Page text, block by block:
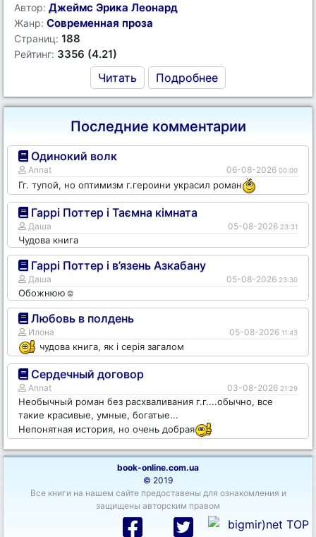
Автор: Джеймс Эрика Леонард
Жанр: Современная проза
Страниц: 188
Рейтинг: 3356 (4.21)
Читать Подробнее
Последние комментарии
Одинокий волк
Annat 06-08-2026 00:00
Гг. тупой, но оптимизм г.героини украсил роман
Гаррі Поттер і Таємна кімната
Даша 05-08-2026 23:31
Чудова книга
Гаррі Поттер і в’язень Азкабану
Даша 05-08-2026 23:30
Обожнюю☺️
Любовь в полдень
Илона 05-08-2026 11:43
чудова книга, як і серія загалом
Сердечный договор
Annat 03-08-2026 21:29
Необычный роман без расхваливания г.г....обычно, все
такие красивые, умные, богатые...
Непонятная история, но очень добрая
book-online.com.ua
© 2019
Все книги на нашем сайте предоставены для ознакомления и
защищены авторским правом